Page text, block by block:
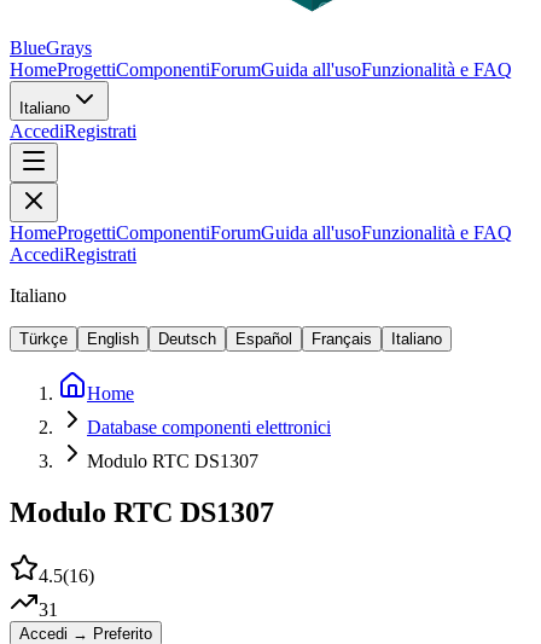
BlueGrays
HomeProgettiComponentiForumGuida all'usoFunzionalità e FAQ
Italiano
AccediRegistrati
HomeProgettiComponentiForumGuida all'usoFunzionalità e FAQ
AccediRegistrati
Italiano
Türkçe English Deutsch Español Français Italiano
Home
Database componenti elettronici
Modulo RTC DS1307
Modulo RTC DS1307
4.5(16)
31
Accedi → Preferito